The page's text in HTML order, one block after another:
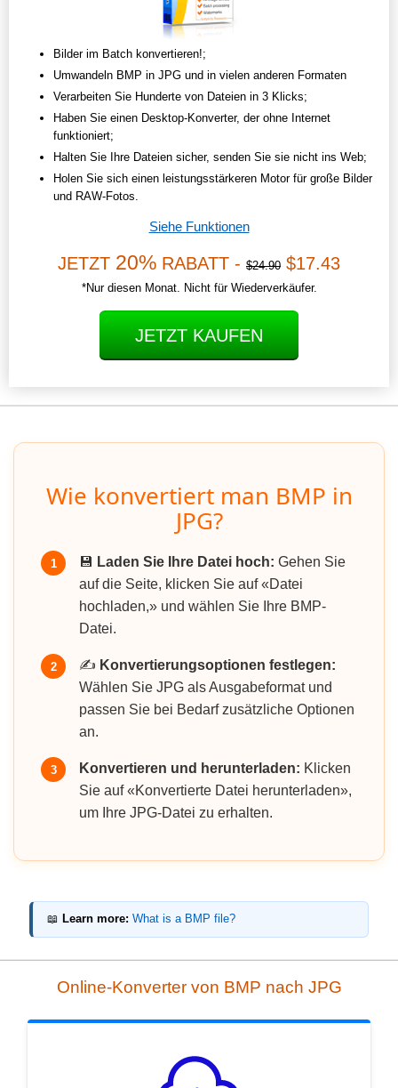
Bilder im Batch konvertieren!;
Umwandeln BMP in JPG und in vielen anderen Formaten
Verarbeiten Sie Hunderte von Dateien in 3 Klicks;
Haben Sie einen Desktop-Konverter, der ohne Internet
funktioniert;
Halten Sie Ihre Dateien sicher, senden Sie sie nicht ins Web;
Holen Sie sich einen leistungsstärkeren Motor für große Bilder
und RAW-Fotos.
Siehe Funktionen
JETZT 20% RABATT - $24.90 $17.43
*Nur diesen Monat. Nicht für Wiederverkäufer.
JETZT KAUFEN
Wie konvertiert man BMP in
JPG?
1 💾 Laden Sie Ihre Datei hoch: Gehen Sie
auf die Seite, klicken Sie auf «Datei
hochladen,» und wählen Sie Ihre BMP-
Datei.
2 ✍️ Konvertierungsoptionen festlegen:
Wählen Sie JPG als Ausgabeformat und
passen Sie bei Bedarf zusätzliche Optionen
an.
3 Konvertieren und herunterladen: Klicken
Sie auf «Konvertierte Datei herunterladen»,
um Ihre JPG-Datei zu erhalten.
📖 Learn more: What is a BMP file?
Online-Konverter von BMP nach JPG